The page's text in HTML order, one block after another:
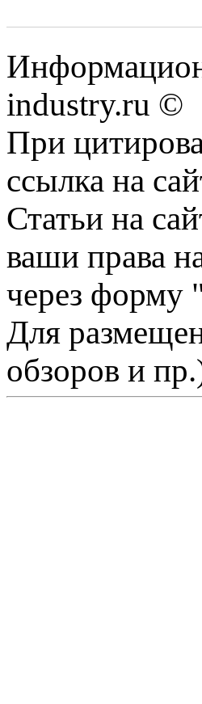
industry.ru ©
При
ссылка на
Статьи на
ваши права
через форму
Для
обзоров и